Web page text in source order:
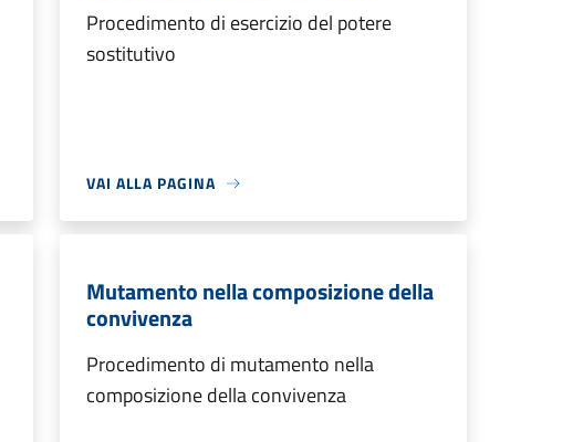
Procedimento di esercizio del potere
sostitutivo
VAI ALLA PAGINA
Mutamento nella composizione della
convivenza
Procedimento di mutamento nella
composizione della convivenza